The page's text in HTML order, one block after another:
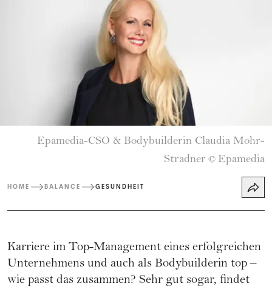
Epamedia-CSO & Bodybuilderin Claudia Mohr-
Stradner © Epamedia
HOME BALANCE GESUNDHEIT
Karriere im Top-Management eines erfolgreichen
Unternehmens und auch als Bodybuilderin top –
wie passt das zusammen? Sehr gut sogar, findet